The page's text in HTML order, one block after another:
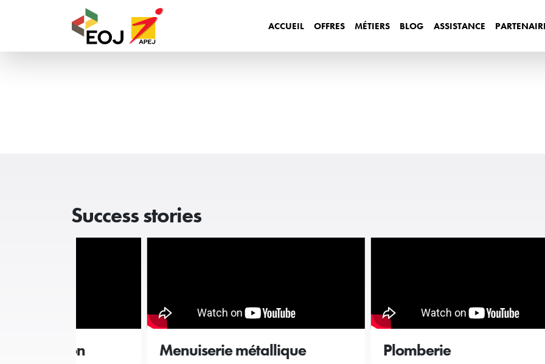
ACCUEIL OFFRES MÉTIERS BLOG ASSISTANCE
Success stories
Menuiserie métallique